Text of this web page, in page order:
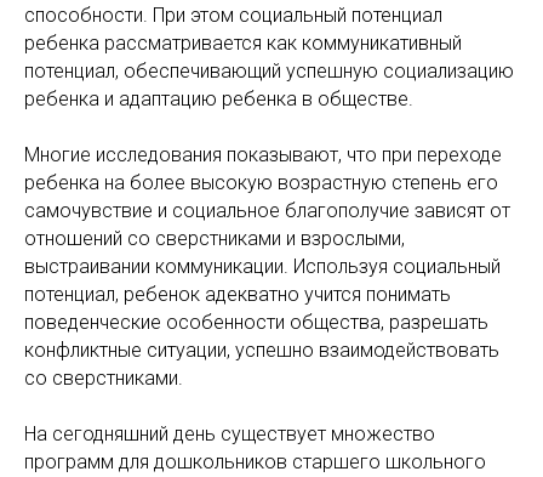
способности. При этом социальный потенциал
ребенка рассматривается как коммуникативный
потенциал, обеспечивающий успешную социализацию
ребенка и адаптацию ребенка в обществе.
Многие исследования показывают, что при переходе
ребенка на более высокую возрастную степень его
самочувствие и социальное благополучие зависят от
отношений со сверстниками и взрослыми,
выстраивании коммуникации. Используя социальный
потенциал, ребенок адекватно учится понимать
поведенческие особенности общества, разрешать
конфликтные ситуации, успешно взаимодействовать
со сверстниками.
На сегодняшний день существует множество
программ для дошкольников старшего школьного